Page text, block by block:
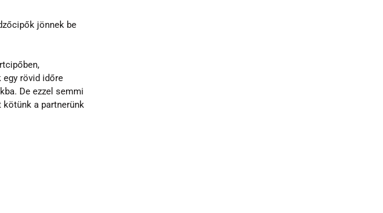
jönnek be
egy rövid időre
De ezzel semmi
a partnerünk